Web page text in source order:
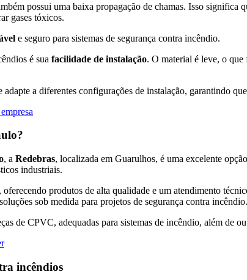
possui uma baixa propagação de chamas. Isso significa
gases tóxicos.
e seguro para sistemas de segurança contra incêndio.
é sua facilidade de instalação. O material é leve, o que
a diferentes configurações de instalação, garantindo
, a Redebras, localizada em Guarulhos, é uma excelente
industriais.
produtos de alta qualidade e um atendimento
sob medida para projetos de segurança contra incêndio.
de CPVC, adequadas para sistemas de incêndio, além de
incêndios